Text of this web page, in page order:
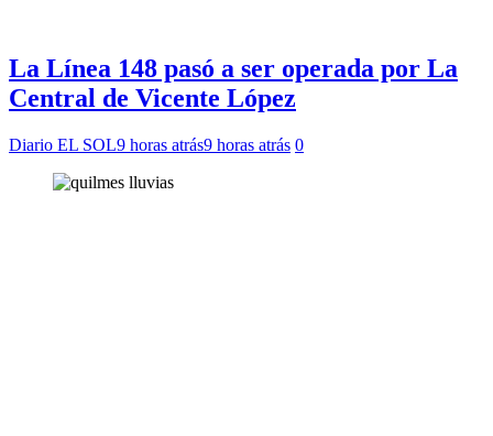
La Línea 148 pasó a ser operada por La
Central de Vicente López
Diario EL SOL9 horas atrás9 horas atrás 0